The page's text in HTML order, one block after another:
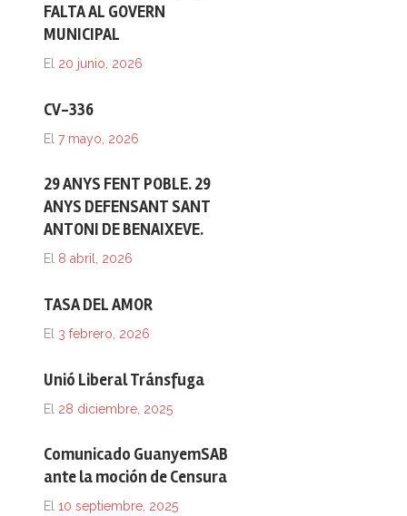
FALTA AL GOVERN
MUNICIPAL
El 20 junio, 2026
CV-336
El 7 mayo, 2026
29 ANYS FENT POBLE. 29
ANYS DEFENSANT SANT
ANTONI DE BENAIXEVE.
El 8 abril, 2026
TASA DEL AMOR
El 3 febrero, 2026
Unió Liberal Tránsfuga
El 28 diciembre, 2025
Comunicado GuanyemSAB
ante la moción de Censura
El 10 septiembre, 2025